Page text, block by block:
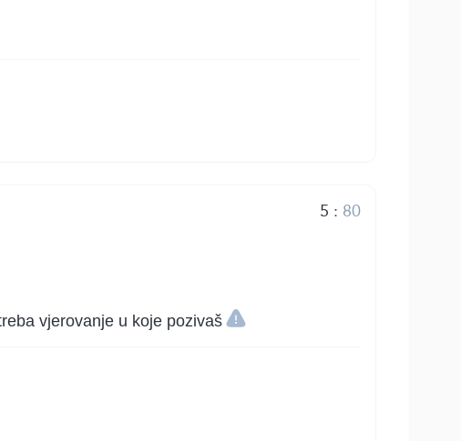
5 : 80
vjerovanje u koje pozivaš